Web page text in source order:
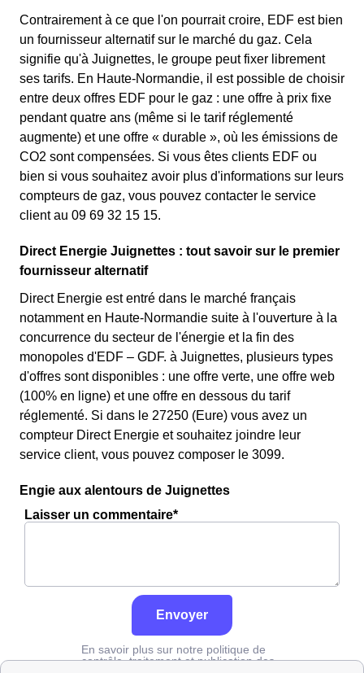
Contrairement à ce que l'on pourrait croire, EDF est bien
un fournisseur alternatif sur le marché du gaz. Cela
signifie qu'à Juignettes, le groupe peut fixer librement
ses tarifs. En Haute-Normandie, il est possible de choisir
entre deux offres EDF pour le gaz : une offre à prix fixe
pendant quatre ans (même si le tarif réglementé
augmente) et une offre « durable », où les émissions de
CO2 sont compensées. Si vous êtes clients EDF ou
bien si vous souhaitez avoir plus d'informations sur leurs
compteurs de gaz, vous pouvez contacter le service
client au 09 69 32 15 15.
Direct Energie Juignettes : tout savoir sur le premier
fournisseur alternatif
Direct Energie est entré dans le marché français
notamment en Haute-Normandie suite à l'ouverture à la
concurrence du secteur de l'énergie et la fin des
monopoles d'EDF – GDF. à Juignettes, plusieurs types
d'offres sont disponibles : une offre verte, une offre web
(100% en ligne) et une offre en dessous du tarif
réglementé. Si dans le 27250 (Eure) vous avez un
compteur Direct Energie et souhaitez joindre leur
service client, vous pouvez composer le 3099.
Engie aux alentours de Juignettes
Laisser un commentaire*
Envoyer
En savoir plus sur notre politique de
contrôle, traitement et publication des